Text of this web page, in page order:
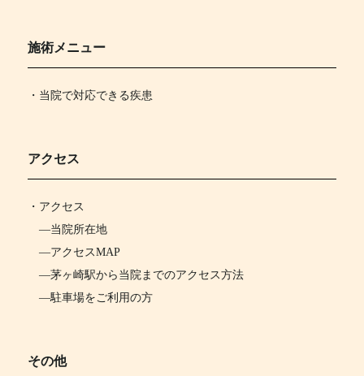
施術メニュー
・当院で対応できる疾患
アクセス
・ アクセス
―当院所在地
―アクセスMAP
―茅ヶ崎駅から当院までのアクセス方法
―駐車場をご利用の方
その他